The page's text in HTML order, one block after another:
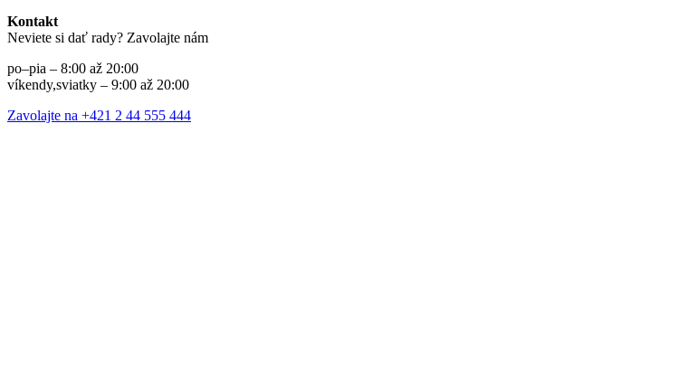
Kontakt
Neviete si dať rady? Zavolajte nám
po–pia – 8:00 až 20:00
víkendy,sviatky – 9:00 až 20:00
Zavolajte na +421 2 44 555 444